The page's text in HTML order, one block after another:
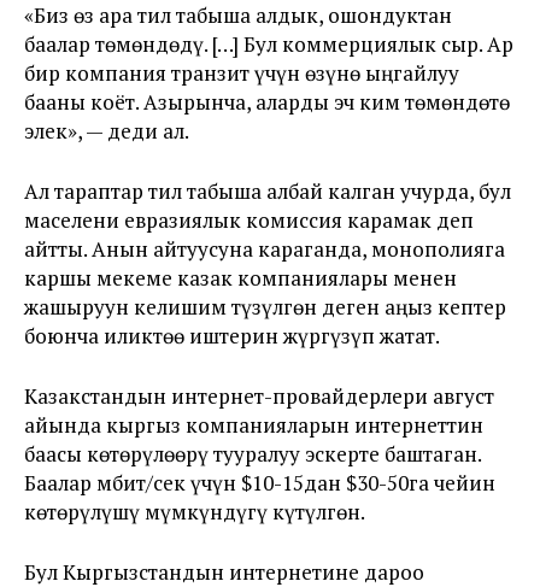
«Биз өз ара тил табыша алдык, ошондуктан
баалар төмөндөдү. […] Бул коммерциялык сыр. Ар
бир компания транзит үчүн өзүнө ыңгайлуу
бааны коёт. Азырынча, аларды эч ким төмөндөтө
элек», — деди ал.
Ал тараптар тил табыша албай калган учурда, бул
маселени евразиялык комиссия карамак деп
айтты. Анын айтуусуна караганда, монополияга
каршы мекеме казак компаниялары менен
жашыруун келишим түзүлгөн деген аңыз кептер
боюнча иликтөө иштерин жүргүзүп жатат.
Казакстандын интернет-провайдерлери август
айында кыргыз компанияларын интернеттин
баасы көтөрүлөөрү тууралуу эскерте баштаган.
Баалар мбит/сек үчүн $10-15дан $30-50га чейин
көтөрүлүшү мүмкүндүгү күтүлгөн.
Бул Кыргызстандын интернетине дароо